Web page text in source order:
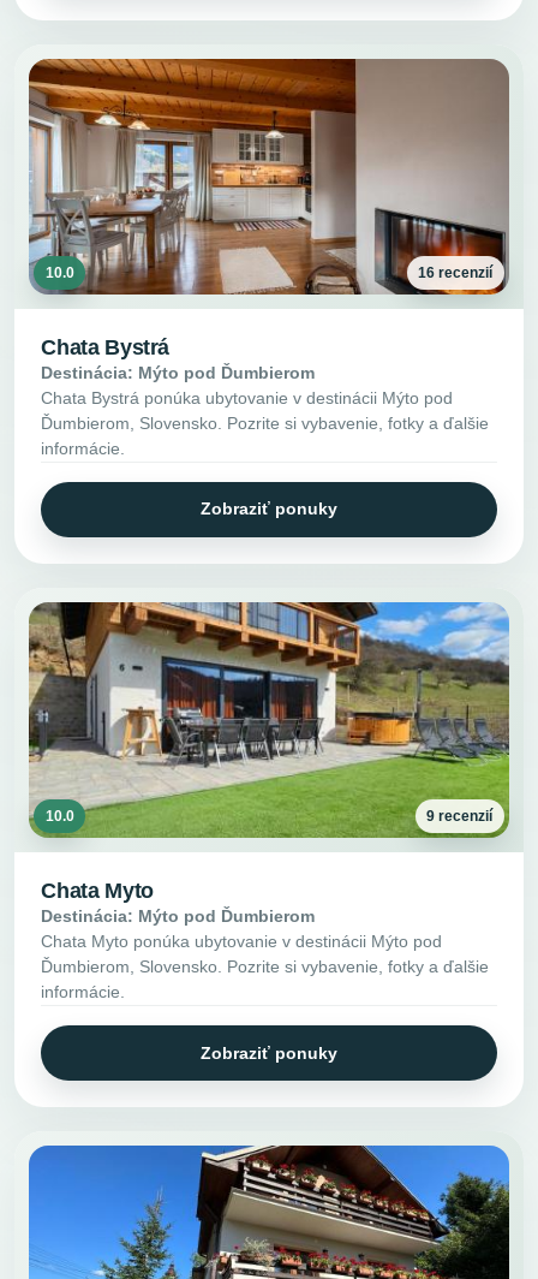
10.0 16 recenzií
Chata Bystrá
Destinácia: Mýto pod Ďumbierom
Chata Bystrá ponúka ubytovanie v destinácii Mýto pod
Ďumbierom, Slovensko. Pozrite si vybavenie, fotky a ďalšie
informácie.
Zobraziť ponuky
10.0 9 recenzií
Chata Myto
Destinácia: Mýto pod Ďumbierom
Chata Myto ponúka ubytovanie v destinácii Mýto pod
Ďumbierom, Slovensko. Pozrite si vybavenie, fotky a ďalšie
informácie.
Zobraziť ponuky